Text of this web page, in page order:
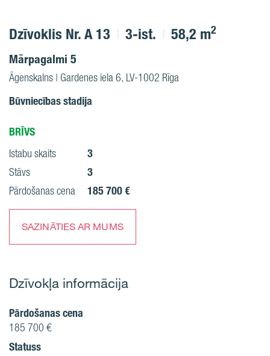
Dzīvoklis Nr. A 13 3-ist. 58,2 m2
Mārpagalmi 5
Āgenskalns | Gardenes iela 6, LV-1002 Rīga
Būvniecības stadija
BRĪVS
Istabu skaits 3
Stāvs 3
Pārdošanas cena 185 700 €
SAZINĀTIES AR MUMS
Dzīvokļa informācija
Pārdošanas cena
185 700 €
Statuss